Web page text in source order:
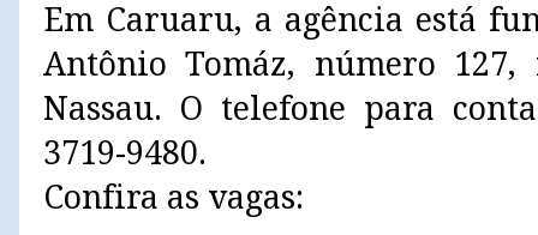
Em Caruaru, a agência está
Antônio Tomáz, número
Nassau. O telefone para
3719-9480.
Confira as vagas: